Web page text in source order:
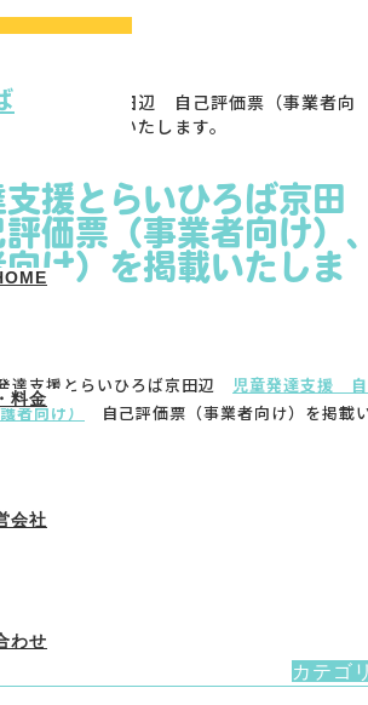
料金
会社
わせ
らいひろば京田辺 自己評価票（事業者向
向け）を掲載いたします。
援とらいひろば京田
価票（事業者向け）
向け）を掲載いたしま
達支援とらいひろば京田辺 児童発達支援
者向け）
自己評価票（事業者向け）を掲載
カテゴ